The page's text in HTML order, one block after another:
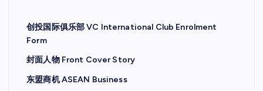
创投国际俱乐部 VC International Club Enrolment
Form
封面人物 Front Cover Story
东盟商机 ASEAN Business